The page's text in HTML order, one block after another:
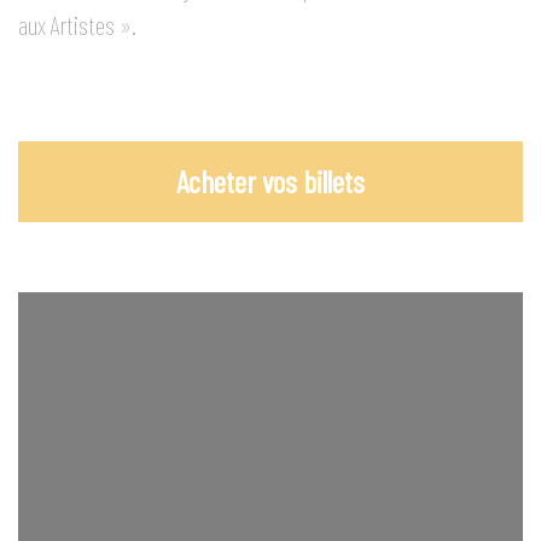
aux Artistes ».
Acheter vos billets